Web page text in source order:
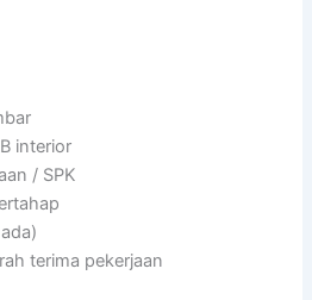
interior
/ SPK
terima pekerjaan